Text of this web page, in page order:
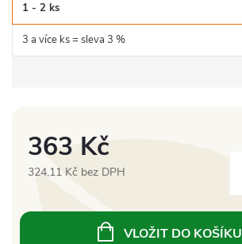
1 - 2 ks
3 a více ks = sleva 3 %
363 Kč
324,11 Kč bez DPH
cena:
VLOŽIT DO KOŠÍKU